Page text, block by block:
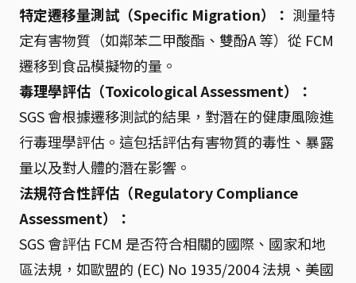
特定遷移量測試（Specific Migration）： 測量特
定有害物質（如鄰苯二甲酸酯、雙酚A 等）從 FCM
遷移到食品模擬物的量。
毒理學評估（Toxicological Assessment）：
SGS 會根據遷移測試的結果，對潛在的健康風險進
行毒理學評估。這包括評估有害物質的毒性、暴露
量以及對人體的潛在影響。
法規符合性評估（Regulatory Compliance
Assessment）：
SGS 會評估 FCM 是否符合相關的國際、國家和地
區法規，如歐盟的 (EC) No 1935/2004 法規、美國